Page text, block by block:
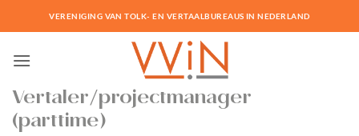
naar
VERENIGING VAN TOLK- EN VERTAALBUREAUS IN NEDERLAND
Vertaler/projectmanager
(parttime)